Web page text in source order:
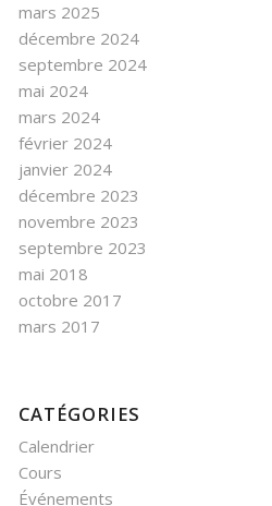
mars 2025
décembre 2024
septembre 2024
mai 2024
mars 2024
février 2024
janvier 2024
décembre 2023
novembre 2023
septembre 2023
mai 2018
octobre 2017
mars 2017
CATÉGORIES
Calendrier
Cours
Événements